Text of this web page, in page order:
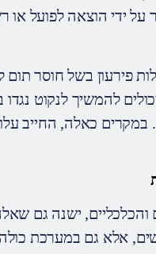
על ידי הוצאה לפועל או
פירעון בשל חוסר
להמשיך לנקוט נגדו
במקרים כאלה, החייב
ישנה גם
אלא גם במערכת